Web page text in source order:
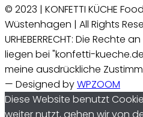
© 2023 | KONFETTI KÜCHE
Wüstenhagen | All Rights
URHEBERRECHT: Die Rechte
liegen bei "konfetti-
meine ausdrückliche
— Designed byWPZOOM
Diese Website benutzt